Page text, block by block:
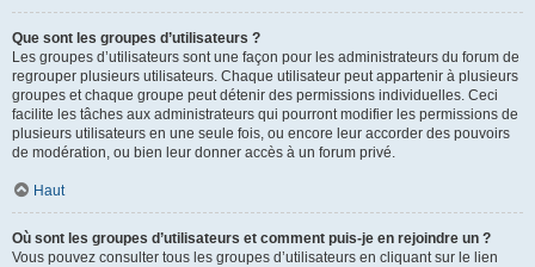
Que sont les groupes d’utilisateurs ?
Les groupes d’utilisateurs sont une façon pour les administrateurs du forum de
regrouper plusieurs utilisateurs. Chaque utilisateur peut appartenir à plusieurs
groupes et chaque groupe peut détenir des permissions individuelles. Ceci
facilite les tâches aux administrateurs qui pourront modifier les permissions de
plusieurs utilisateurs en une seule fois, ou encore leur accorder des pouvoirs
de modération, ou bien leur donner accès à un forum privé.
Haut
Où sont les groupes d’utilisateurs et comment puis-je en rejoindre un ?
Vous pouvez consulter tous les groupes d’utilisateurs en cliquant sur le lien